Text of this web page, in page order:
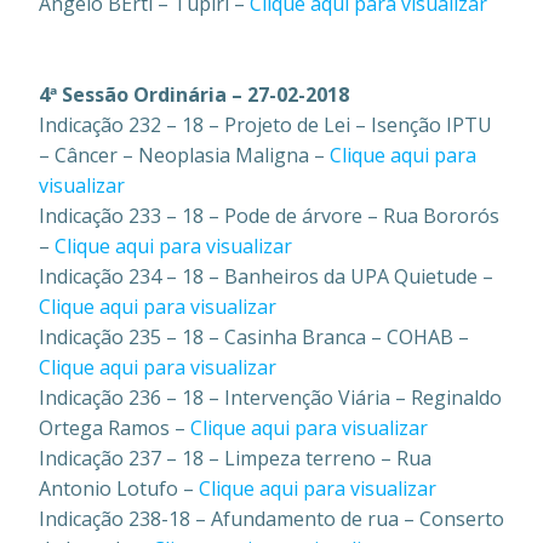
4ª Sessão Ordinária – 27-02-2018
Indicação 232 – 18 – Projeto de Lei – Isenção IPTU
– Câncer – Neoplasia Maligna – Clique aqui para
visualizar
Indicação 233 – 18 – Pode de árvore – Rua Bororós
– Clique aqui para visualizar
Indicação 234 – 18 – Banheiros da UPA Quietude –
Clique aqui para visualizar
Indicação 235 – 18 – Casinha Branca – COHAB –
Clique aqui para visualizar
Indicação 236 – 18 – Intervenção Viária – Reginaldo
Ortega Ramos – Clique aqui para visualizar
Indicação 237 – 18 – Limpeza terreno – Rua
Antonio Lotufo – Clique aqui para visualizar
Indicação 238-18 – Afundamento de rua – Conserto